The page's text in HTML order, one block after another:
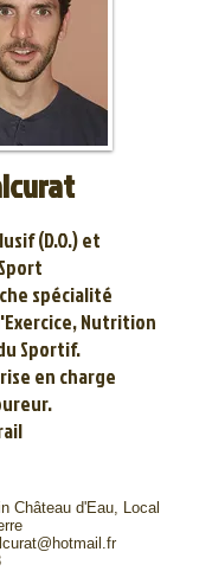
(D.O.) et
spécialité
Nutrition
Sportif.
en charge
Château d'Eau, Local